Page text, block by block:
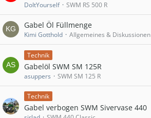
DoItYourself SWM RS 500 R
Gabel Öl Füllmenge
Kimi Gotthold
Allgemeines & Diskussionen
Technik
Gabelöl SWM SM 125R
asuppers
SWM SM 125 R
Technik
Gabel verbogen SWM Sivervase 440